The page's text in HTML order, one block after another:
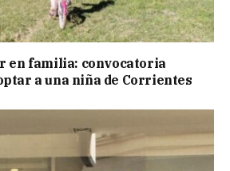
en familia: convocatoria
a una niña de Corrientes